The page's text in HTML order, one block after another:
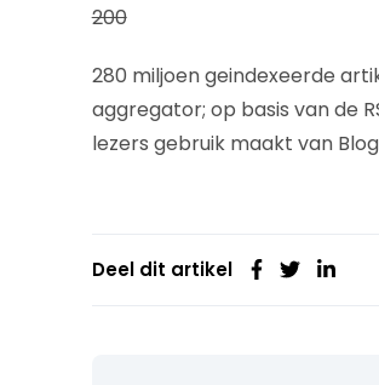
200
280 miljoen geindexeerde
aggregator; op basis van de
lezers gebruik maakt van
Deel dit artikel